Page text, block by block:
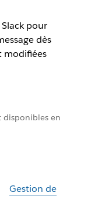
pour
dès
modifiées
disponibles en
Gestion de